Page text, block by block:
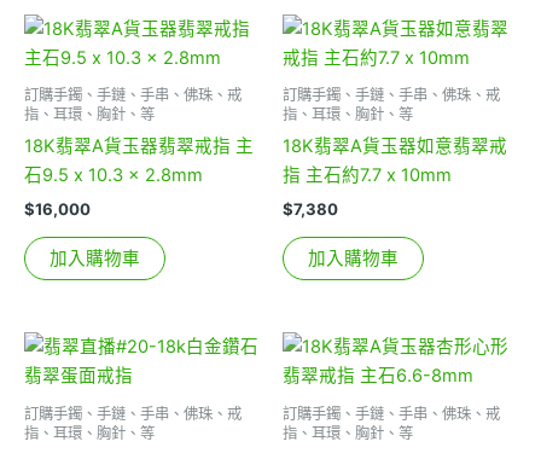
訂購手鐲、手鏈、手串、佛珠、戒
指、耳環、胸針、等
18K翡翠A貨玉器翡翠戒指 主
石9.5 x 10.3 x 2.8mm
$16,000
加入購物車
訂購手鐲、手鏈、手串、佛珠、戒
指、耳環、胸針、等
18K翡翠A貨玉器如意翡翠戒
指 主石約7.7 x 10mm
$7,380
加入購物車
訂購手鐲、手鏈、手串、佛珠、戒
指、耳環、胸針、等
訂購手鐲、手鏈、手串、佛珠、戒
指、耳環、胸針、等